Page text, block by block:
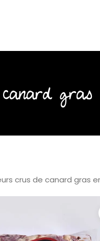
gras
crus de canard gras